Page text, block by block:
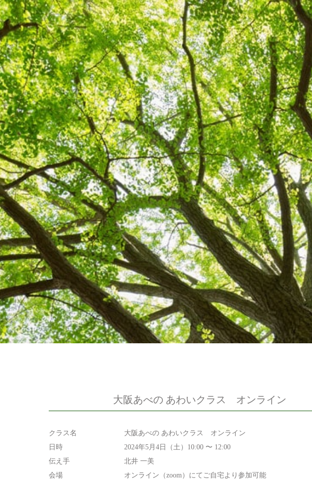
大阪あべの あわいクラス オンライン
クラス名
大阪あべの あわいクラス オンライン
日時
2024年5月4日（土）10:00 〜 12:00
伝え手
北井 一美
会場
オンライン（zoom）にてご自宅より参加可能